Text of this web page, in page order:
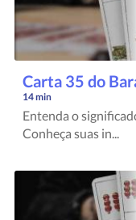
Carta 35 do
14 min
Entenda o
Conheça suas in...